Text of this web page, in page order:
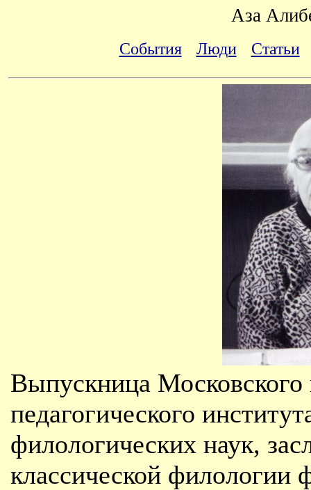
Аза
События Люди Статьи
Выпускница Московского
педагогического
филологических наук,
классической филологии